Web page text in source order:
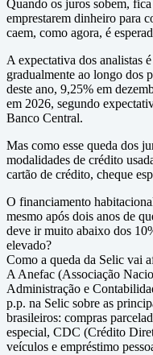
Quando os juros sobem,
emprestarem dinheiro para
caem, como agora, é
A expectativa dos analistas
gradualmente ao longo dos
deste ano, 9,25% em
em 2026, segundo
Banco Central.
Mas como esse queda dos
modalidades de crédito
cartão de crédito, cheque
O financiamento
mesmo após dois anos de
deve ir muito abaixo dos
elevado?
Como a queda da Selic vai
A Anefac (Associação
Administração e
p.p. na Selic sobre as
brasileiros: compras
especial, CDC (Crédito
veículos e empréstimo